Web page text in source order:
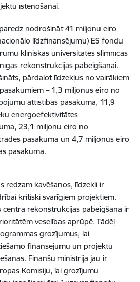
īstenošanai.
nodrošināt 41 miljonu eiro
līdzfinansējumu) ES fondu
klīniskās universitātes slimnīcas
rekonstrukcijas pabeigšanai.
pārdalot līdzekļus no vairākiem
– 1,3 miljonus eiro no
attīstības pasākuma, 11,9
energoefektivitātes
23,1 miljonu eiro no
pasākuma un 4,7 miljonus eiro
pasākuma.
redzam kavēšanos, līdzekļi ir
kritiski svarīgiem projektiem.
centra rekonstrukcijas pabeigšana ir
veselības aprūpē. Tādēļ
grozījumus, lai
finansējumu un projektu
Finanšu ministrija jau ir
Komisiju, lai grozījumu